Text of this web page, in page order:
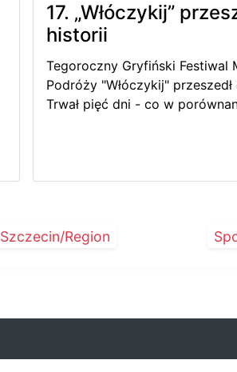
17. „Włóczykij”
historii
Tegoroczny Gryfiński Festiwal
Podróży "Włóczykij"
Trwał pięć dni - co w
Szczecin/Region